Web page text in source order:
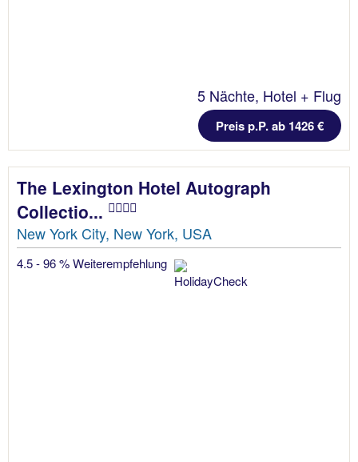
5 Nächte, Hotel + Flug
Preis p.P. ab 1426 €
The Lexington Hotel Autograph
Collectio...
New York City, New York, USA
4.5 - 96 % Weiterempfehlung